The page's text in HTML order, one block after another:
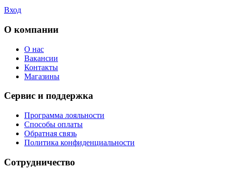
Вход
О компании
О нас
Вакансии
Контакты
Магазины
Сервис и поддержка
Программа лояльности
Способы оплаты
Обратная связь
Политика конфиденциальности
Сотрудничество